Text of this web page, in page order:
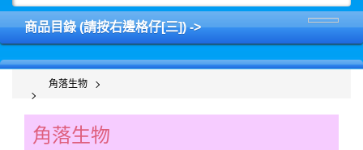
商品目錄 (請按右邊格仔[三]) ->
角落生物
角落生物